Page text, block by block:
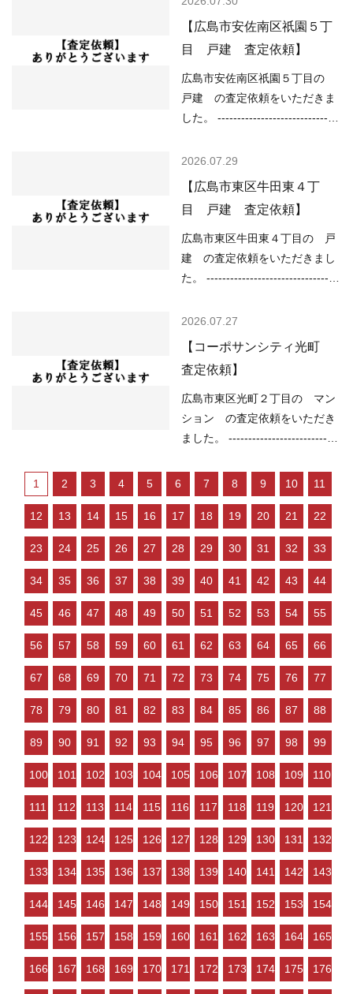
を買いやすい ○売り物件が少な
く、物件を探している人が多い
などの状況ですので、 「不動産
売却のやり方によっては高く売
却しやすい」…
（土砂災害）該当なし （洪水）
浸水想定深さ0.5～3.0ｍ未満の
区域 （高潮）該当なし （内
水）浸水想定深さ0.2ｍ以上
（津波）該当なし -----------------
-------------------- 現在の不動産市
低金利で不動産を買いやすい ○
売り物件が少なく、物件を探し
ている人が多い などの状況です
ので、 「不動産売却のやり方に
よっては高く売却しやすい」…
【広島市安佐南区祇園５丁
目 戸建 査定依頼】
広島市安佐南区祇園５丁目の
戸建 の査定依頼をいただきま
した。 -------------------------------
------ （用途地域）第一種低層住
（道路）接道無し （土砂災害）
土砂災害警戒区域 （洪水）該当
なし （高潮）該当なし （内
水）浸水想定深さ0.01ｍ以上
（津波）該当なし -----------------
-------------------- 現在の不動産市
低金利で不動産を買いやすい ○
売り物件が少なく、物件を探し
ている人が多い などの状況です
ので、 「不動産売却のやり方に
よっては高く売却…
2026.07.29
【広島市東区牛田東４丁
目 戸建 査定依頼】
広島市東区牛田東４丁目の 戸
建 の査定依頼をいただきまし
た。 ----------------------------------
--- （用途地域）第二種中高層住
（土砂災害）土砂災害警戒区域
（洪水）該当なし （高潮）該当
なし （内水）該当なし （津
波）該当なし -----------------------
----------------------------------------
ついては、 ○住宅ローンが低金
利で不動産を買いやすい ○売り
物件が少なく、物件を探してい
る人が多い などの状況ですの
で、 「不動産売却のやり方によ
といってよいと思い…
2026.07.27
【コーポサンシティ光町
査定依頼】
広島市東区光町２丁目の マン
ション の査定依頼をいただき
ました。 ----------------------------
--------- （用途地域）近隣商業地
域 （土砂災害）該当なし （洪
水）該当なし （高潮）予想浸水
深さ1m以上2m未満 （内水）浸
水想定深さ0.01ｍ以上 （津波）
浸水想定深さ0.01ｍ以上0.3ｍ未
満 -------------------------------------
----------------------------------------
現在の不動産市況については、
を買いやすい ○売り物件が少な
く、物件を探している人が多い
などの状況ですので、 「不動産
売却のやり方によっては高く売
却しやすい」状況…
1 2 3 4 5 6 7 8 9 10 11
12 13 14 15 16 17 18 19 20 21 22
23 24 25 26 27 28 29 30 31 32 33
34 35 36 37 38 39 40 41 42 43 44
45 46 47 48 49 50 51 52 53 54 55
56 57 58 59 60 61 62 63 64 65 66
67 68 69 70 71 72 73 74 75 76 77
78 79 80 81 82 83 84 85 86 87 88
89 90 91 92 93 94 95 96 97 98 99
100 101 102 103 104 105 106 107 108 109 110
111 112 113 114 115 116 117 118 119 120 121
122 123 124 125 126 127 128 129 130 131 132
133 134 135 136 137 138 139 140 141 142 143
144 145 146 147 148 149 150 151 152 153 154
155 156 157 158 159 160 161 162 163 164 165
166 167 168 169 170 171 172 173 174 175 176